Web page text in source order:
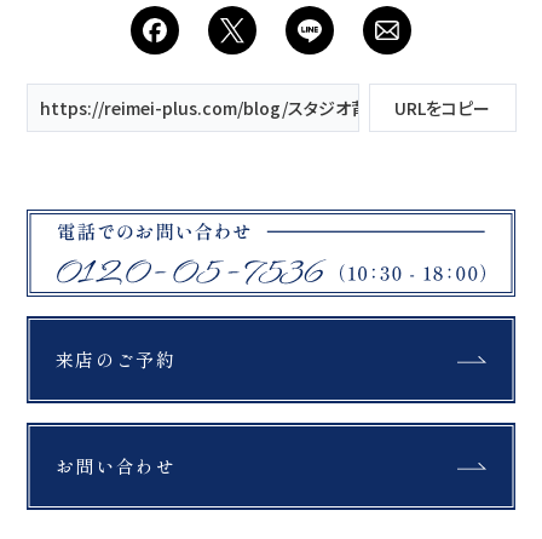
https://reimei-plus.com/blog/スタジオ背景の ご紹介９/
URLをコピー
来店のご予約
お問い合わせ